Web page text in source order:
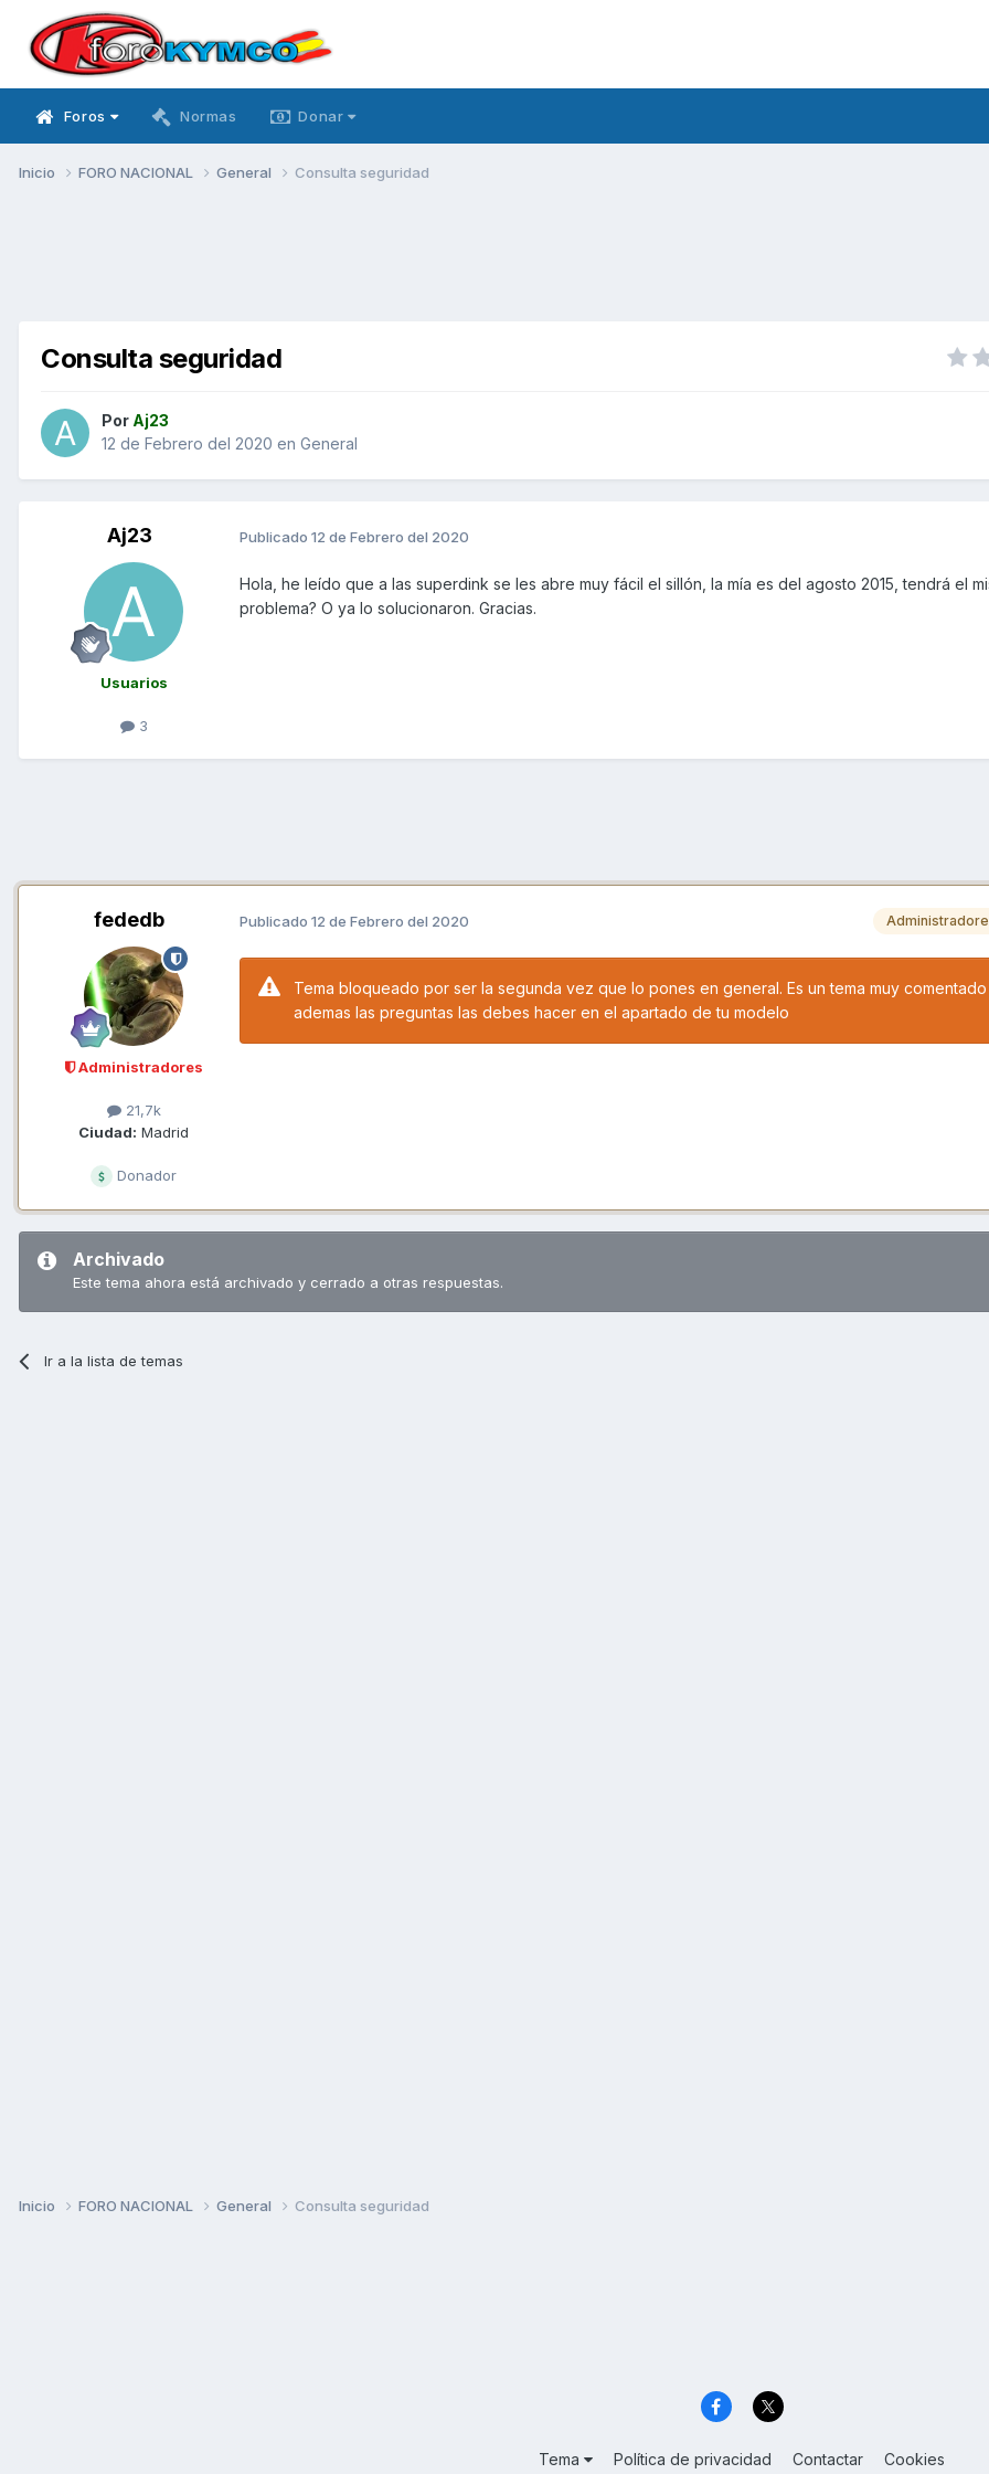
Foros Normas Donar
Inicio FORO NACIONAL General Consulta seguridad
Consulta seguridad
Por Aj23
12 de Febrero del 2020 en General
Aj23
Usuarios
3
Publicado 12 de Febrero del 2020
Hola, he leído que a las superdink se les abre muy fácil el sillón, la mía es del agosto 2015, tendrá el
problema? O ya lo solucionaron. Gracias.
fededb
Administradores
21,7k
Ciudad: Madrid
Donador
Publicado 12 de Febrero del 2020
Tema bloqueado por ser la segunda vez que lo pones en general. Es un tema muy
ademas las preguntas las debes hacer en el apartado de tu modelo
Archivado
Este tema ahora está archivado y cerrado a otras respuestas.
Ir a la lista de temas
Inicio FORO NACIONAL General Consulta seguridad
Tema Política de privacidad Contactar Cookies